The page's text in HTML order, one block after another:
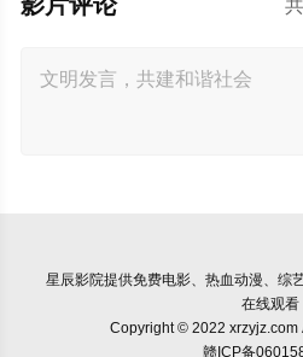
星辰影院提供免费电影、热血动漫、综
在线观看
Copyright © 2022 xrzyjz.com
赣ICP备